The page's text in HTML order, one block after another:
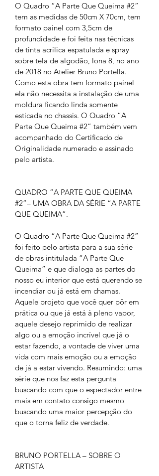
O Quadro “A Parte Que Queima #2”
tem as medidas de 50cm X 70cm, tem
formato painel com 3,5cm de
profundidade e foi feita nas técnicas
de tinta acrílica espatulada e spray
sobre tela de algodão, lona 8, no ano
de 2018 no Atelier Bruno Portella.
Como esta obra tem formato painel
ela não necessita a instalação de uma
moldura ficando linda somente
esticada no chassis. O Quadro “A
Parte Que Queima #2” também vem
acompanhado do Certificado de
Originalidade numerado e assinado
pelo artista.
QUADRO “A PARTE QUE QUEIMA
#2”– UMA OBRA DA SÉRIE “A PARTE
QUE QUEIMA”.
O Quadro “A Parte Que Queima #2”
foi feito pelo artista para a sua série
de obras intitulada “A Parte Que
Queima” e que dialoga as partes do
nosso eu interior que está querendo se
incendiar ou já está em chamas.
Aquele projeto que você quer pôr em
prática ou que já está à pleno vapor,
aquele desejo reprimido de realizar
algo ou a emoção incrível que já o
estar fazendo, a vontade de viver uma
vida com mais emoção ou a emoção
de já a estar vivendo. Resumindo: uma
série que nos faz esta pergunta
buscando com que o espectador entre
mais em contato consigo mesmo
buscando uma maior percepção do
que o torna feliz de verdade.
BRUNO PORTELLA – SOBRE O
ARTISTA